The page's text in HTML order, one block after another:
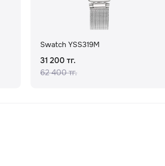
Swatch YSS319M
31 200 тг.
62 400 тг.